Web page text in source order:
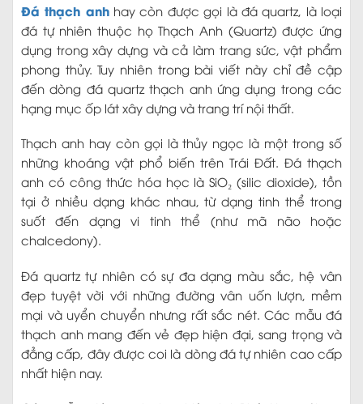
Đá thạch anhhay còn được gọi là đá quartz, là loại
đá tự nhiên thuộc họ Thạch Anh (Quartz) được ứng
dụng trong xây dựng và cả làm trang sức, vật phẩm
phong thủy. Tuy nhiên trong bài viết này chỉ đề cập
đến dòng đá quartz thạch anh ứng dụng trong các
hạng mục ốp lát xây dựng và trang trí nội thất.
Thạch anh hay còn gọi là thủy ngọc là một trong số
những khoáng vật phổ biến trên Trái Đất. Đá thạch
anh có công thức hóa học là SiO₂ (silic dioxide), tồn
tại ở nhiều dạng khác nhau, từ dạng tinh thể trong
suốt đến dạng vi tinh thể (như mã não hoặc
chalcedony).
Đá quartz tự nhiên có sự đa dạng màu sắc, hệ vân
đẹp tuyệt vời với những đường vân uốn lượn, mềm
mại và uyển chuyển nhưng rất sắc nét. Các mẫu đá
thạch anh mang đến vẻ đẹp hiện đại, sang trọng và
đẳng cấp, đây được coi là dòng đá tự nhiên cao cấp
nhất hiện nay.